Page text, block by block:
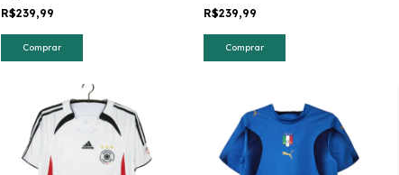
R$239,99
Comprar
R$239,99
Comprar